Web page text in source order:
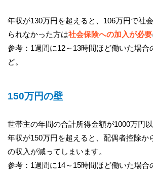
年収が130万円を超えると、106万円で社
られなかった方は社会保険への加入が必要
参考：1週間に12～13時間ほど働いた場合
ど。
150万円の壁
世帯主の年間の合計所得金額が1000万円
年収が150万円を超えると、配偶者控除か
の収入が減ってしまいます。
参考：1週間に14～15時間ほど働いた場合